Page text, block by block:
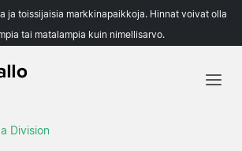
ja toissijaisia markkinapaikkoja. Hinnat voivat olla
tai matalampia kuin nimellisarvo.
Division